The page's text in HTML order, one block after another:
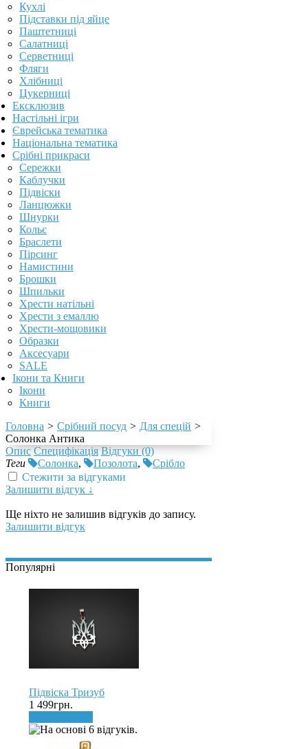
Кухлі
Підставки під яйце
Паштетниці
Салатниці
Серветниці
Фляги
Хлібниці
Цукерниці
Ексклюзив
Настільні ігри
Єврейська тематика
Національна тематика
Срібні прикраси
Сережки
Каблучки
Підвіски
Ланцюжки
Шнурки
Кольє
Браслети
Пірсинг
Намистини
Брошки
Шпильки
Хрести натільні
Хрести з емаллю
Хрести-мощовики
Образки
Аксесуари
SALE
Ікони та Книги
Ікони
Книги
Головна > Срібний посуд > Для спецій >
Солонка Антика
Опис Специфікація Відгуки (0)
Теги
Солонка, Позолота,
Срібло
Стежити за відгуками
Залишити відгук ↓
Ще ніхто не залишив відгуків до запису.
Залишити відгук
Популярні
Підвіска Тризуб
1 499грн.